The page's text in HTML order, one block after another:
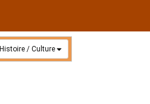
Histoire / Culture